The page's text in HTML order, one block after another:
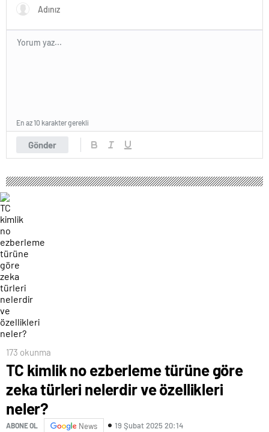
Gönder
En az 10 karakter gerekli
173 okunma
TC kimlik no ezberleme türüne göre
zeka türleri nelerdir ve özellikleri
neler?
ABONE OL News 19 Şubat 2025 20:14